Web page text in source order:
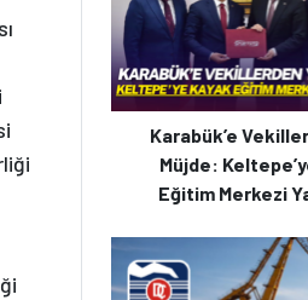
Karabük’e
Müjde:
Eğitim Merkezi